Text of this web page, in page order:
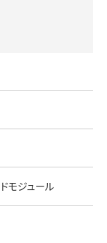
モジュール